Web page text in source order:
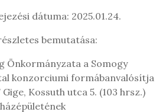
dátuma: 2025.01.24.
bemutatása:
Önkormányzata a Somogy
konzorciumi formábanvalósítja
Kossuth utca 5. (103 hrsz.)